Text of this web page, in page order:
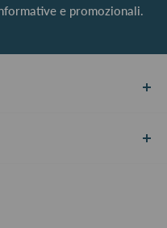
e promozionali.